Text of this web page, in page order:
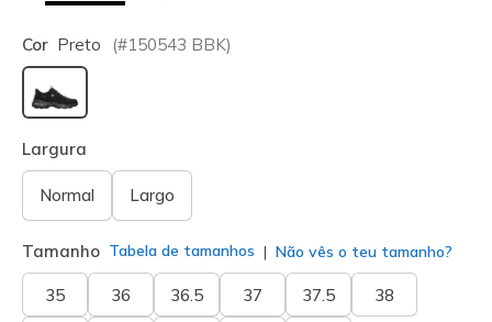
Cor Preto (#150543 BBK)
selecionado
Largura
Normal Largo
Tamanho Tabela de tamanhos Não vês o teu tamanho?
35 36 36.5 37 37.5 38